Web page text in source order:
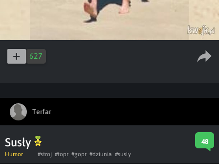
627
Terfar
Susły 48
Humor #stroj #topr #gopr #dziunia #susly